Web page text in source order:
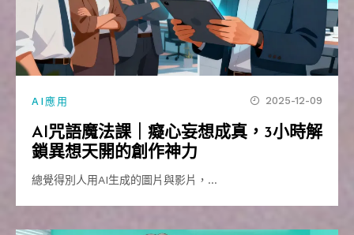
AI應用 2025-12-09
AI咒語魔法課｜癡心妄想成真，3小時解
鎖異想天開的創作神力
總覺得別人用AI生成的圖片與影片，…